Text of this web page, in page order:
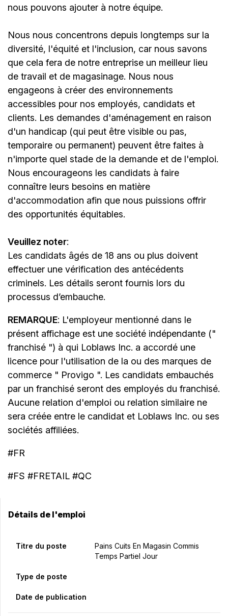
nous pouvons ajouter à notre équipe.
Nous nous concentrons depuis longtemps sur la
diversité, l'équité et l'inclusion, car nous savons
que cela fera de notre entreprise un meilleur lieu
de travail et de magasinage. Nous nous
engageons à créer des environnements
accessibles pour nos employés, candidats et
clients. Les demandes d'aménagement en raison
d'un handicap (qui peut être visible ou pas,
temporaire ou permanent) peuvent être faites à
n'importe quel stade de la demande et de l'emploi.
Nous encourageons les candidats à faire
connaître leurs besoins en matière
d'accommodation afin que nous puissions offrir
des opportunités équitables.
Veuillez noter:
Les candidats âgés de 18 ans ou plus doivent
effectuer une vérification des antécédents
criminels. Les détails seront fournis lors du
processus d’embauche.
REMARQUE: L'employeur mentionné dans le
présent affichage est une société indépendante ("
franchisé ") à qui Loblaws Inc. a accordé une
licence pour l'utilisation de la ou des marques de
commerce " Provigo ". Les candidats embauchés
par un franchisé seront des employés du franchisé.
Aucune relation d'emploi ou relation similaire ne
sera créée entre le candidat et Loblaws Inc. ou ses
sociétés affiliées.
#FR
#FS #FRETAIL #QC
Détails de l'emploi
Titre du poste
Pains Cuits En Magasin Commis
Temps Partiel Jour
Type de poste
Date de publication